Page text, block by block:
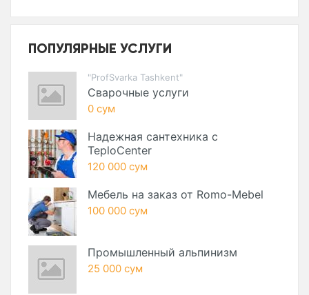
ПОПУЛЯРНЫЕ УСЛУГИ
"ProfSvarka Tashkent"
Сварочные услуги
0 сум
Надежная сантехника с
TeploCenter
120 000 сум
Мебель на заказ от Romo-Mebel
100 000 сум
Промышленный альпинизм
25 000 сум